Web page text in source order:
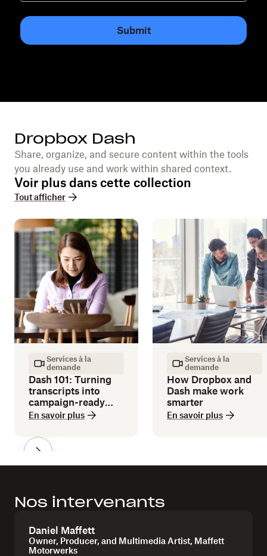
Submit
Dropbox Dash
Share, organize, and secure content within the tools
you already use and work within shared context.
Voir plus dans cette collection
Tout afficher
Services à la
demande
Dash 101: Turning
transcripts into
campaign-ready
copy
En savoir plus
Services à la
demande
How Dropbox and
Dash make work
smarter
En savoir plus
Nos intervenants
Daniel Maffett
Owner, Producer, and Multimedia Artist, Maffett
Motorwerks